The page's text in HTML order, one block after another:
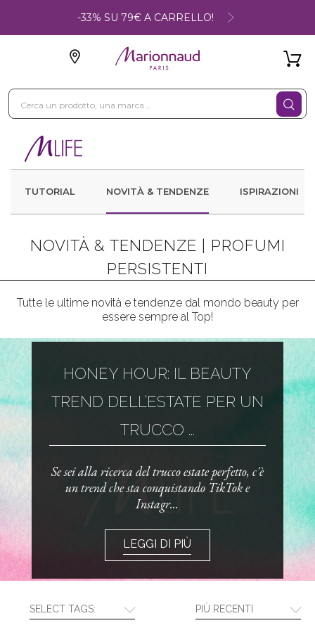
-33% SU 79€ A CARRELLO!
TUTORIAL NOVITÀ & TENDENZE ISPIRAZIONI
NOVITÀ & TENDENZE | PROFUMI
PERSISTENTI
Tutte le ultime novità e tendenze dal mondo beauty per
essere sempre al Top!
HONEY HOUR: IL BEAUTY
TREND DELL’ESTATE PER UN
TRUCCO ...
Se sei alla ricerca del trucco estate perfetto, c'è
un trend che sta conquistando TikTok e
Instagr...
LEGGI DI PIÙ
SELECT TAGS: PIÙ RECENTI